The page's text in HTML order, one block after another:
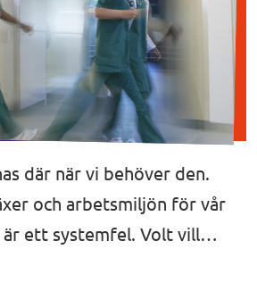
där när vi behöver den.
och arbetsmiljön för vår
är ett systemfel. Volt vill